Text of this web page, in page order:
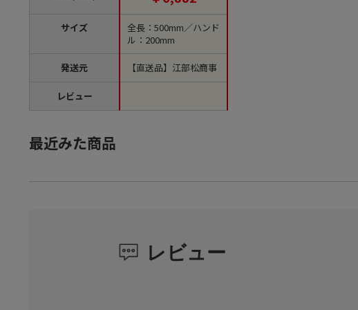
サイズ
発送元
レビュー
全長：500mm／ハンド
ル：200mm
【直送品】江部松商事
最近みた商品
レビュー